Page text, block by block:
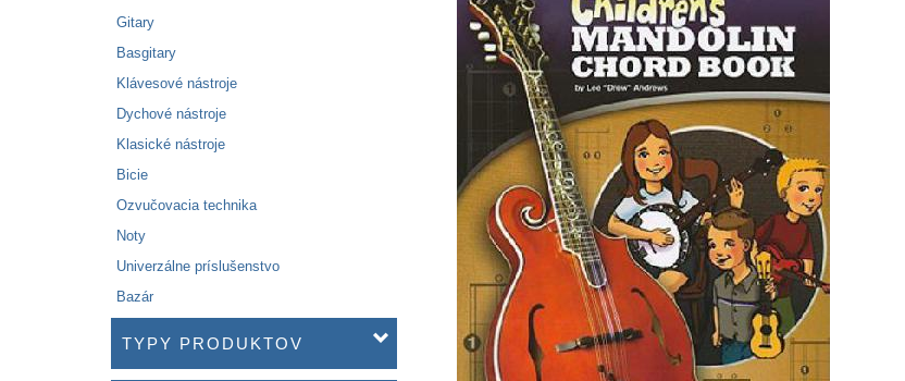
Gitary
Basgitary
Klávesové nástroje
Dychové nástroje
Klasické nástroje
Bicie
Ozvučovacia technika
Noty
Univerzálne príslušenstvo
Bazár
TYPY PRODUKTOV